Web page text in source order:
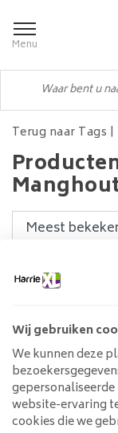
Menu
Terug naar Tags |
Wij gebruiken
We kunnen deze
website-ervaring
cookies die we